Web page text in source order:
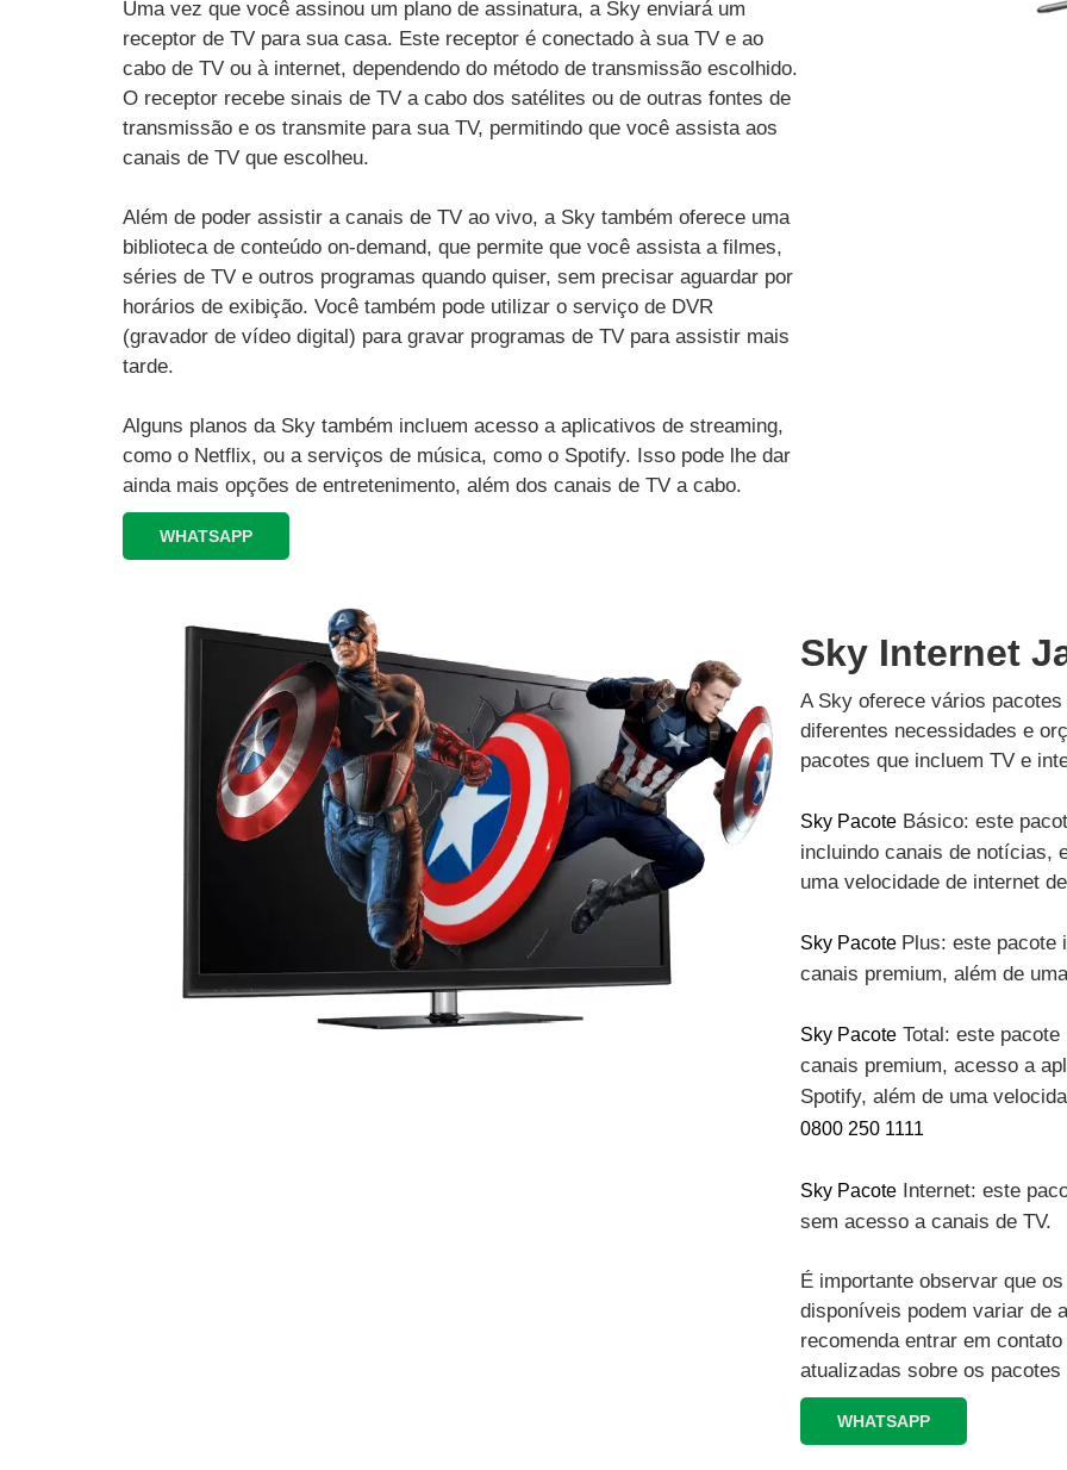
Uma vez que você assinou um plano de assinatura, a Sky enviará um
receptor de TV para sua casa. Este receptor é conectado à sua TV e ao
cabo de TV ou à internet, dependendo do método de transmissão escolhido.
O receptor recebe sinais de TV a cabo dos satélites ou de outras fontes de
transmissão e os transmite para sua TV, permitindo que você assista aos
canais de TV que escolheu.
Além de poder assistir a canais de TV ao vivo, a Sky também oferece uma
biblioteca de conteúdo on-demand, que permite que você assista a filmes,
séries de TV e outros programas quando quiser, sem precisar aguardar por
horários de exibição. Você também pode utilizar o serviço de DVR
(gravador de vídeo digital) para gravar programas de TV para assistir mais
tarde.
Alguns planos da Sky também incluem acesso a aplicativos de streaming,
como o Netflix, ou a serviços de música, como o Spotify. Isso pode lhe dar
ainda mais opções de entretenimento, além dos canais de TV a cabo.
WHATSAPP
Sky Internet
A Sky oferece vários
diferentes necessidades e
pacotes que incluem TV e
Sky Pacote Básico: este
incluindo canais de notícias,
uma velocidade de internet
Sky Pacote Plus: este pacote
canais premium, além de
Sky Pacote Total: este
canais premium, acesso a
Spotify, além de uma
0800 250 1111
Sky Pacote Internet: este
sem acesso a canais de TV.
É importante observar que
disponíveis podem variar de
recomenda entrar em
atualizadas sobre os
WHATSAPP